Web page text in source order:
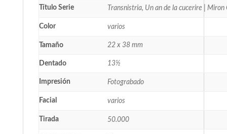
Título Serie Transnistria, Un an de la cucerire | Miron
Color varios
Tamaño 22 x 38 mm
Dentado 13½
Impresión Fotograbado
Facial varios
Tirada 50.000